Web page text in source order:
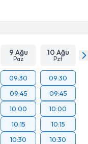
9 Ağu
Paz
10 Ağu
Pzt
09:30
09:45
10:00
10:15
10:30
09:30
09:45
10:00
10:15
10:30